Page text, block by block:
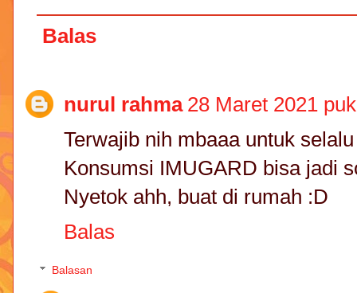
Balas
nurul rahma 28 Maret 2021
Terwajib nih mbaaa untuk
Konsumsi IMUGARD bisa jadi
Nyetok ahh, buat di rumah :D
Balas
Balasan